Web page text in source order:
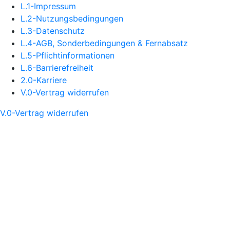
L.1-Impressum
L.2-Nutzungsbedingungen
L.3-Datenschutz
L.4-AGB, Sonderbedingungen & Fernabsatz
L.5-Pflichtinformationen
L.6-Barrierefreiheit
2.0-Karriere
V.0-Vertrag widerrufen
V.0-Vertrag widerrufen